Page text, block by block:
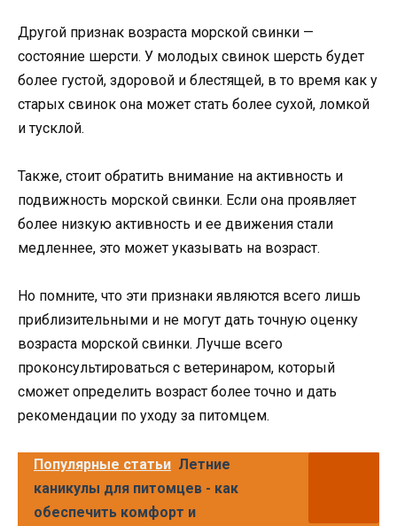
Другой признак возраста морской свинки —
состояние шерсти. У молодых свинок шерсть будет
более густой, здоровой и блестящей, в то время как у
старых свинок она может стать более сухой, ломкой
и тусклой.
Также, стоит обратить внимание на активность и
подвижность морской свинки. Если она проявляет
более низкую активность и ее движения стали
медленнее, это может указывать на возраст.
Но помните, что эти признаки являются всего лишь
приблизительными и не могут дать точную оценку
возраста морской свинки. Лучше всего
проконсультироваться с ветеринаром, который
сможет определить возраст более точно и дать
рекомендации по уходу за питомцем.
Популярные статьи Летние
каникулы для питомцев - как
обеспечить комфорт и